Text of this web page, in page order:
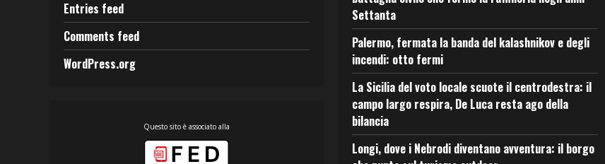
Entries feed
Comments feed
WordPress.org
Questo sito è associato alla
Settanta
Palermo, fermata la banda del kalashnikov e degli
incendi: otto fermi
La Sicilia del voto locale scuote il centrodestra: il
campo largo respira, De Luca resta ago della
bilancia
Longi, dove i Nebrodi diventano avventura: il borgo